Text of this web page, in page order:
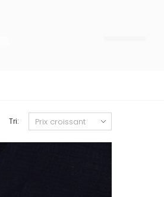
Tri: